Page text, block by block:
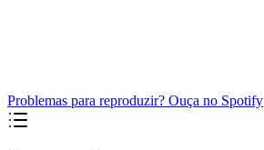
Problemas para reproduzir? Ouça no Spotify